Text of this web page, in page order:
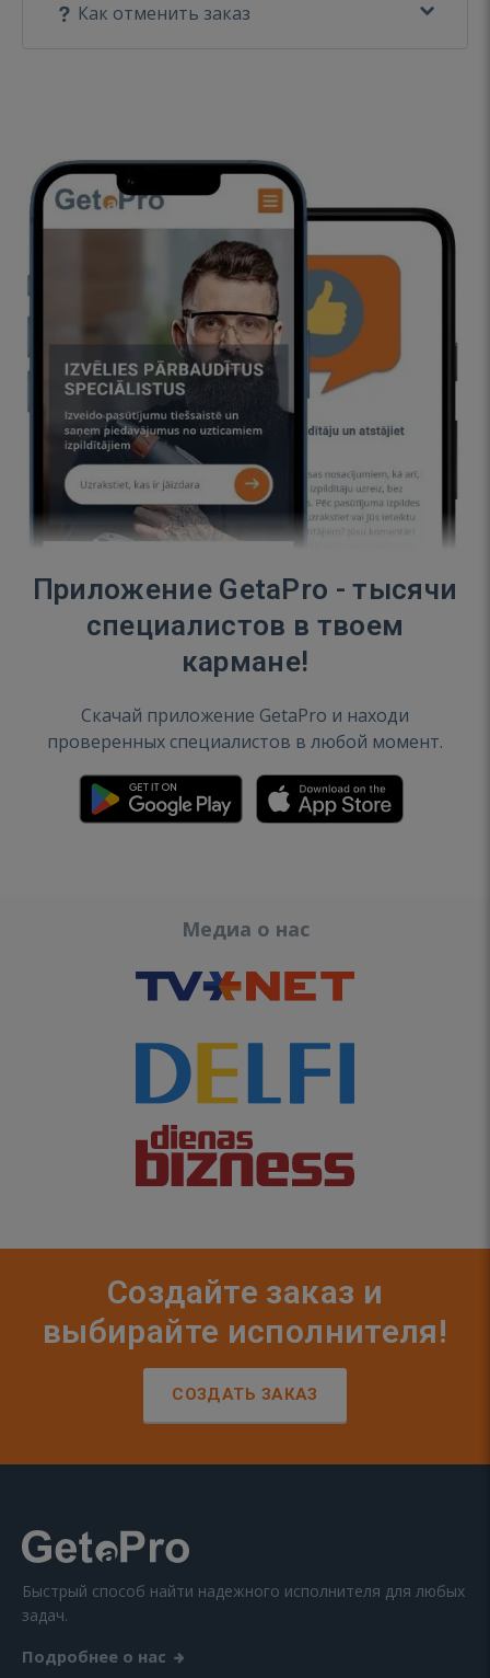
Как отменить заказ
Приложение GetaPro - тысячи
специалистов в твоем
кармане!
Скачай приложение GetaPro и находи
проверенных специалистов в любой момент.
Медиа о нас
Создайте заказ и
выбирайте исполнителя!
СОЗДАТЬ ЗАКАЗ
Быстрый способ найти надежного исполнителя для любых
задач.
Подробнее о нас